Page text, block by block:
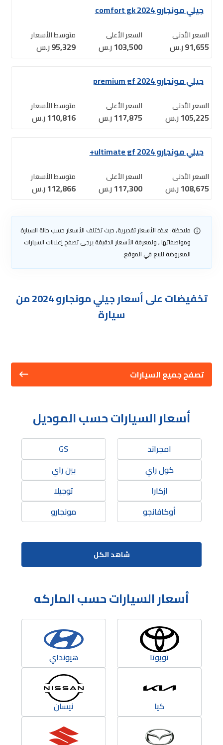
جيلي مونجارو 2024 comfort gk
السعر الأدنى
91,655ر.س
السعر الأعلى
103,500ر.س
متوسط الأسعار
95,329ر.س
جيلي مونجارو 2024 premium gf
السعر الأدنى
105,225ر.س
السعر الأعلى
117,875ر.س
متوسط الأسعار
110,816ر.س
جيلي مونجارو 2024 ultimate gf+
السعر الأدنى
108,675ر.س
السعر الأعلى
117,300ر.س
متوسط الأسعار
112,866ر.س
ملاحظة: هذه الأسعار تقديرية, حيث تختلف الأسعار حسب حالة السيارة
ومواصفاتها , ولمعرفة الأسعار الدقيقة يرجى تصفح إعلانات السيارات
المعروضة للبيع في الموقع.
تخفيضات على أسعار جيلي مونجارو 2024 من
سيارة
تصفح جميع السيارات
أسعار السيارات حسب الموديل
امجراند
GS
كول راي
بين راي
ازكارا
توجيلا
أوكافانجو
مونجارو
شاهد الكل
أسعار السيارات حسب الماركه
تويوتا هيونداي
كيا نيسان